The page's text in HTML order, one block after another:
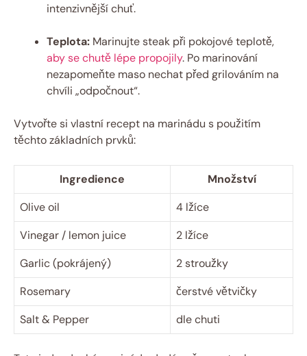
intenzivnější chuť.
Teplota: Marinujte steak při pokojové teplotě,
aby se chutě lépe propojily. Po marinování
nezapomeňte maso nechat před grilováním na
chvíli „odpočnout“.
Vytvořte si vlastní recept na marinádu s použitím
těchto základních prvků:
Ingredience
Množství
Olive oil
4 lžíce
Vinegar / lemon juice
2 lžíce
Garlic (pokrájený)
2 stroužky
Rosemary
čerstvé větvičky
Salt & Pepper
dle chuti